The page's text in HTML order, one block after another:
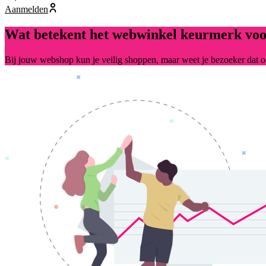
Aanmelden
Wat betekent het webwinkel keurmerk
Bij jouw webshop kun je veilig shoppen, maar weet je bezoeker dat